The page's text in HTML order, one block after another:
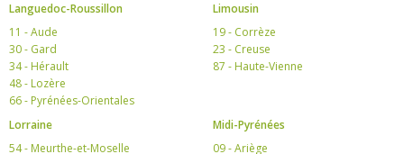
Languedoc-Roussillon
11 - Aude
30 - Gard
34 - Hérault
48 - Lozère
66 - Pyrénées-Orientales
Limousin
19 - Corrèze
23 - Creuse
87 - Haute-Vienne
Lorraine
54 - Meurthe-et-Moselle
Midi-Pyrénées
09 - Ariège